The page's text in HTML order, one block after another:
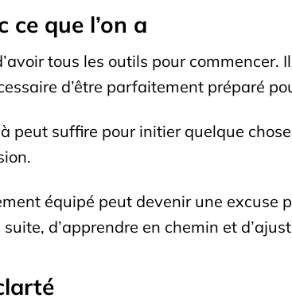
ce que l’on a
tous les outils pour commencer.
d’être parfaitement préparé
peut suffire pour initier quelque
équipé peut devenir une excuse
suite, d’apprendre en chemin et